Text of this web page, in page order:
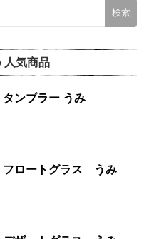
気商品
ノラネコぐんだん タンブラー うみ
ノラネコぐんだん フロートグラス うみ